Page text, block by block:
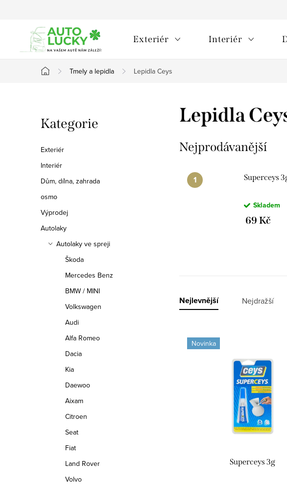
Exteriér Interiér
Domů
Tmely a lepidla Lepidla Ceys
o
s
t
r
a
n
n
Přeskočit
kategorie
Kategorie
Exteriér
Interiér
Dům, dílna, zahrada
osmo
Výprodej
Autolaky
Autolaky ve spreji
Škoda
Mercedes Benz
BMW / MINI
Volkswagen
Audi
Alfa Romeo
Dacia
Kia
Daewoo
Aixam
Citroen
Seat
Fiat
Land Rover
Volvo
Lepidla
Nejprodávanější
Superceys
Skladem
69 Kč
Ř
Nejlevnější Nejdražší
VNovinka
Superceys 3g